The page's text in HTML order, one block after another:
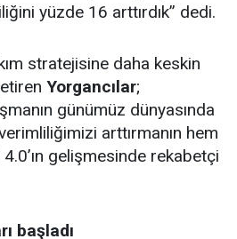
yüzde 16 arttırdık” dedi.
stratejisine daha keskin
Yorgancılar;
günümüz dünyasında
arttırmanın hem
gelişmesinde rekabetçi
başladı